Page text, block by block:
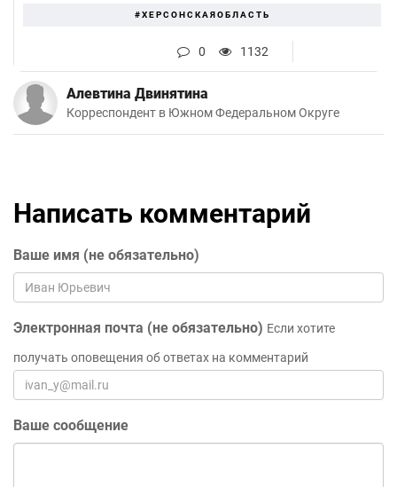
#ХЕРСОНСКАЯОБЛАСТЬ
0 1132
Алевтина Двинятина
Корреспондент в Южном Федеральном Округе
Написать комментарий
Ваше имя (не обязательно)
Электронная почта (не обязательно) Если хотите
получать оповещения об ответах на комментарий
Ваше сообщение